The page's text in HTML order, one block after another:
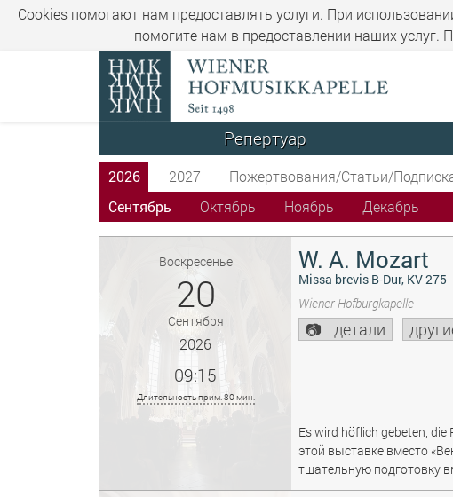
Cookies помогают нам предоставлять услуги. При
помогите нам в предоставлении наших услуг.
Репертуар
2026 2027 Пожертвования/Статьи/
Сентябрь
Октябрь Ноябрь Декабрь
Воскресенье
20
Сентября
2026
09:15
Длительность прим. 80 мин.
W. A. Mozart
Missa brevis B-Dur, KV 275
Wiener Hofburgkapelle
детали
Es wird höflich gebeten,
этой выставке вместо
тщательную подготовку